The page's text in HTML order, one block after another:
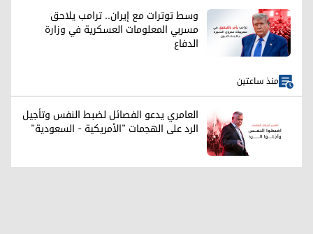
وسط توترات مع إيران.. ترامب يلاحق
مسربي المعلومات العسكرية في وزارة
الدفاع
منذ ساعتين
العامري يدعو الفصائل لضبط النفس وتأجيل
الرد على الهجمات "الأمريكية - السعودية"